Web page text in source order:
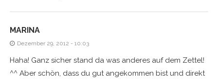
MARINA
Dezember 29, 2012 - 10:03
Haha! Ganz sicher stand da was anderes auf dem Zettel!
^^ Aber schön, dass du gut angekommen bist und direkt